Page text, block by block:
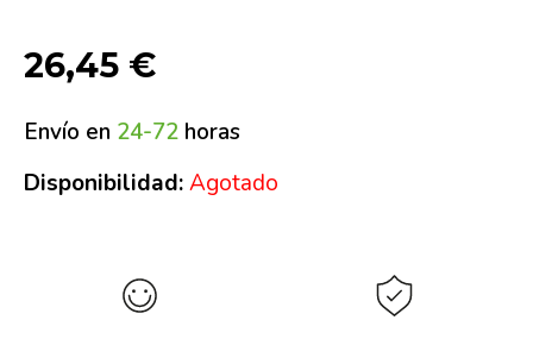
26,45 €
Envío en 24-72 horas
Disponibilidad:Agotado